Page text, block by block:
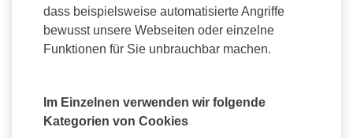
dass beispielsweise automatisierte Angriffe
bewusst unsere Webseiten oder einzelne
Funktionen für Sie unbrauchbar machen.
Im Einzelnen verwenden wir folgende
Kategorien von Cookies